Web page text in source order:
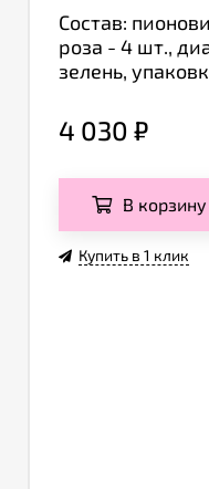
Состав:
роза - 4 шт.,
зелень,
4 030 ₽
В корзину
Купить в 1 клик